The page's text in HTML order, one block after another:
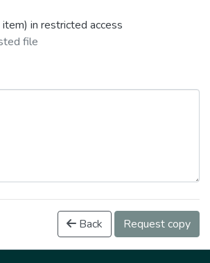
in restricted access
file
Back Request copy